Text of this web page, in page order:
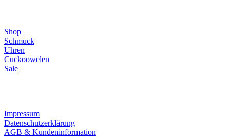
Shop
Schmuck
Uhren
Cuckoowelen
Sale
Impressum
Datenschutzerklärung
AGB & Kundeninformation